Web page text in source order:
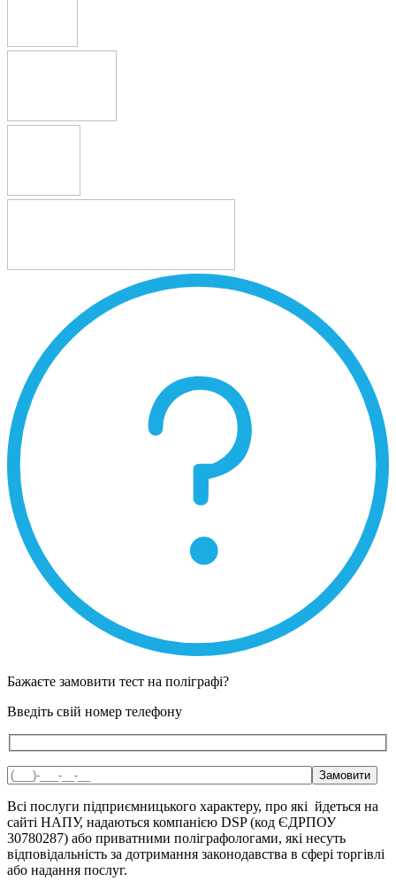
Бажаєте замовити тест на поліграфі?
Введіть свій номер телефону
Всі послуги підприємницького характеру, про які йдеться на
сайті НАПУ, надаються компанією DSP (код ЄДРПОУ
30780287) або приватними поліграфологами, які несуть
відповідальність за дотримання законодавства в сфері торгівлі
або надання послуг.